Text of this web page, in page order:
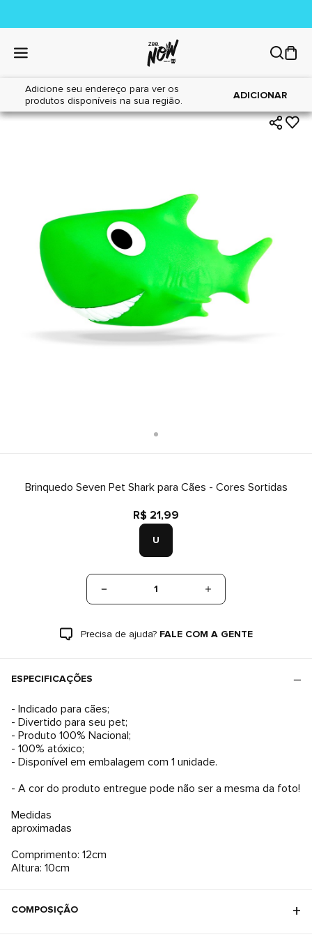
Adicione seu endereço para ver os
produtos disponíveis na sua região.
ADICIONAR
Home|Cães|Brinquedos
Brinquedo Seven Pet Shark para Cães - Cores Sortidas
R$ 21,99
U
1
Precisa de ajuda? FALE COM A GENTE
ESPECIFICAÇÕES
- Indicado para cães;
- Divertido para seu pet;
- Produto 100% Nacional;
- 100% atóxico;
- Disponível em embalagem com 1 unidade.
- A cor do produto entregue pode não ser a mesma da foto!
Medidas
aproximadas
Comprimento: 12cm
Altura: 10cm
COMPOSIÇÃO